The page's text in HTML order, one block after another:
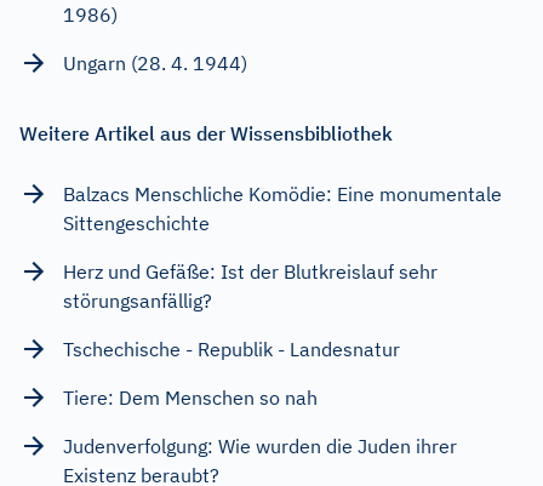
1986)
Ungarn (28. 4. 1944)
Weitere Artikel aus der Wissensbibliothek
Balzacs Menschliche Komödie: Eine monumentale
Sittengeschichte
Herz und Gefäße: Ist der Blutkreislauf sehr
störungsanfällig?
Tschechische - Republik - Landesnatur
Tiere: Dem Menschen so nah
Judenverfolgung: Wie wurden die Juden ihrer
Existenz beraubt?